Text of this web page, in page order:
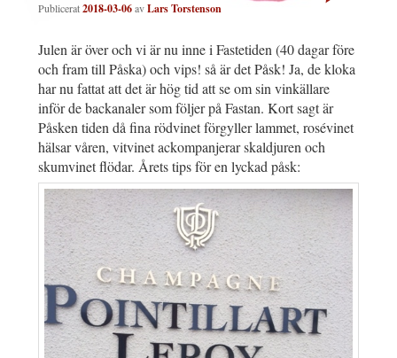
Publicerat2018-03-06avLars Torstenson
Julen är över och vi är nu inne i Fastetiden (40 dagar före
och fram till Påska) och vips! så är det Påsk! Ja, de kloka
har nu fattat att det är hög tid att se om sin vinkällare
inför de backanaler som följer på Fastan. Kort sagt är
Påsken tiden då fina rödvinet förgyller lammet, rosévinet
hälsar våren, vitvinet ackompanjerar skaldjuren och
skumvinet flödar. Årets tips för en lyckad påsk: